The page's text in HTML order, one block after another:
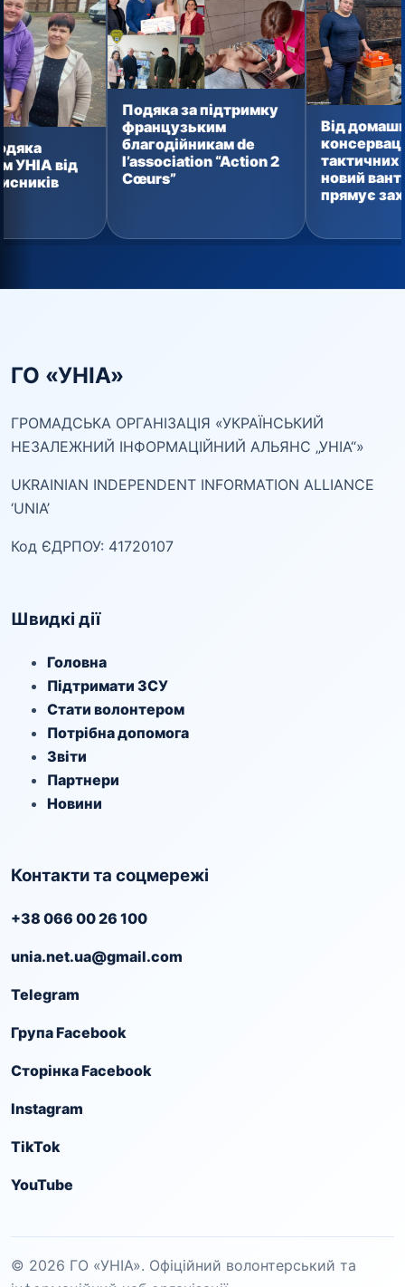
Подяка за підтримку
французьким
благодійникам de
l’association “Action 2
Cœurs”
Від домашньої
консервації до
тактичних аптечок:
новий вантаж уже
прямує захисникам
ГО «УНІА»
ГРОМАДСЬКА ОРГАНІЗАЦІЯ «УКРАЇНСЬКИЙ
НЕЗАЛЕЖНИЙ ІНФОРМАЦІЙНИЙ АЛЬЯНС „УНІА“»
UKRAINIAN INDEPENDENT INFORMATION ALLIANCE
‘UNIA’
Код ЄДРПОУ: 41720107
Швидкі дії
Головна
Підтримати ЗСУ
Стати волонтером
Потрібна допомога
Звіти
Партнери
Новини
Контакти та соцмережі
+38 066 00 26 100
unia.net.ua@gmail.com
Telegram
Група Facebook
Сторінка Facebook
Instagram
TikTok
YouTube
© 2026 ГО «УНІА». Офіційний волонтерський та